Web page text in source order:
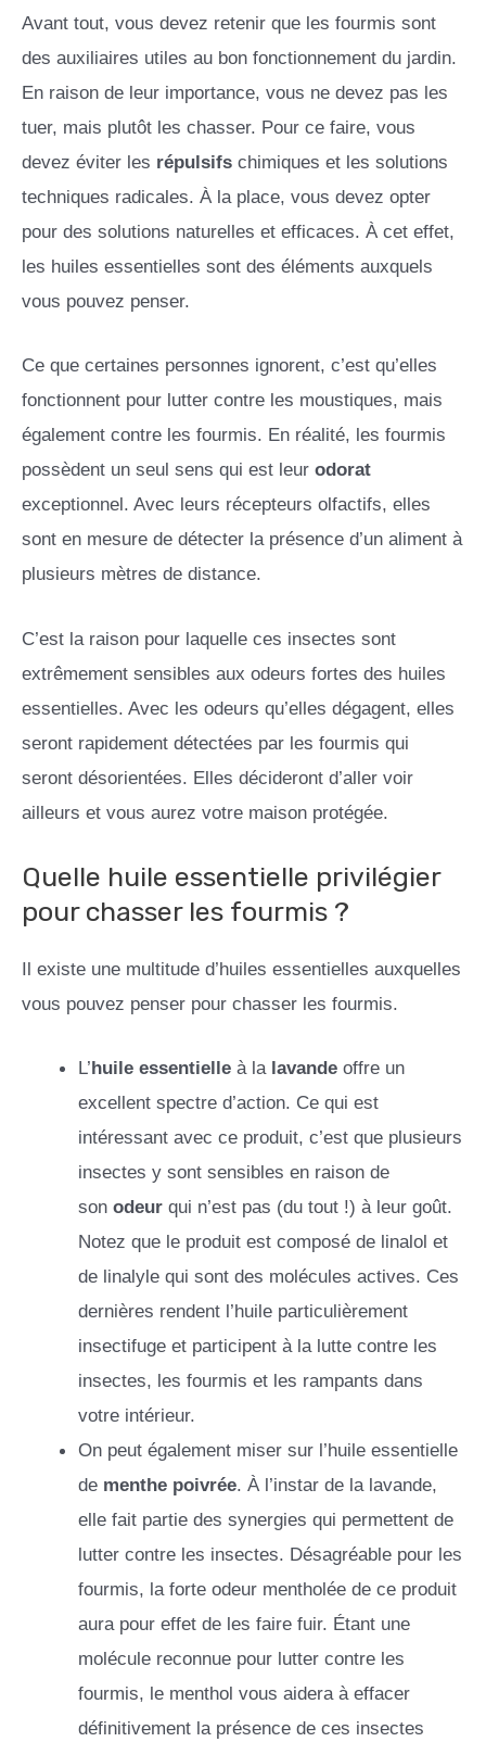
Avant tout, vous devez retenir que les fourmis sont
des auxiliaires utiles au bon fonctionnement du jardin.
En raison de leur importance, vous ne devez pas les
tuer, mais plutôt les chasser. Pour ce faire, vous
devez éviter les répulsifs chimiques et les solutions
techniques radicales. À la place, vous devez opter
pour des solutions naturelles et efficaces. À cet effet,
les huiles essentielles sont des éléments auxquels
vous pouvez penser.
Ce que certaines personnes ignorent, c’est qu’elles
fonctionnent pour lutter contre les moustiques, mais
également contre les fourmis. En réalité, les fourmis
possèdent un seul sens qui est leur odorat
exceptionnel. Avec leurs récepteurs olfactifs, elles
sont en mesure de détecter la présence d’un aliment à
plusieurs mètres de distance.
C’est la raison pour laquelle ces insectes sont
extrêmement sensibles aux odeurs fortes des huiles
essentielles. Avec les odeurs qu’elles dégagent, elles
seront rapidement détectées par les fourmis qui
seront désorientées. Elles décideront d’aller voir
ailleurs et vous aurez votre maison protégée.
Quelle huile essentielle privilégier
pour chasser les fourmis ?
Il existe une multitude d’huiles essentielles auxquelles
vous pouvez penser pour chasser les fourmis.
L’huile essentielle à la lavandeoffre un
excellent spectre d’action. Ce qui est
intéressant avec ce produit, c’est que plusieurs
insectes y sont sensibles en raison de
son odeurqui n’est pas (du tout !) à leur goût.
Notez que le produit est composé de linalol et
de linalyle qui sont des molécules actives. Ces
dernières rendent l’huile particulièrement
insectifuge et participent à la lutte contre les
insectes, les fourmis et les rampants dans
votre intérieur.
On peut également miser sur l’huile essentielle
de menthe poivrée. À l’instar de la lavande,
elle fait partie des synergies qui permettent de
lutter contre les insectes. Désagréable pour les
fourmis, la forte odeur mentholée de ce produit
aura pour effet de les faire fuir. Étant une
molécule reconnue pour lutter contre les
fourmis, le menthol vous aidera à effacer
définitivement la présence de ces insectes